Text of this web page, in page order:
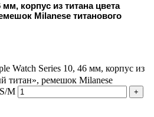
корпус из титана цвета
Milanese титанового
Watch Series 10, 46 мм, корпус из
титан», ремешок Milanese
M